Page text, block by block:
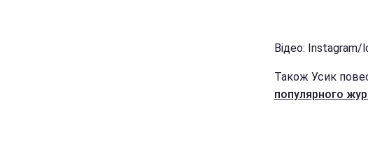
Відео: Instagram/
Також Усик
популярного